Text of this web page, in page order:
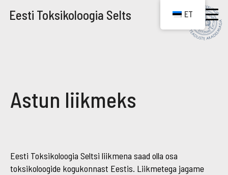
Eesti Toksikoloogia Selts
Astun liikmeks
Eesti Toksikoloogia Seltsi liikmena saad olla osa
toksikoloogide kogukonnast Eestis. Liikmetega jagame
ET